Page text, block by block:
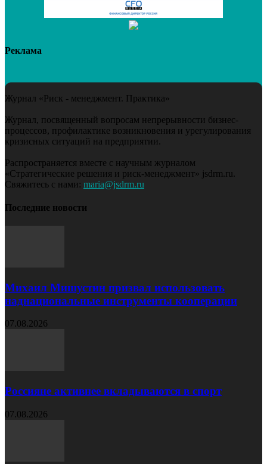
Реклама
Журнал «Риск - менеджмент. Практика»
Журнал, посвященный вопросам непрерывности бизнес-
процессов, профилактике возникновения и урегулирования
кризисных ситуаций на предприятии.
Распространяется вместе с научным журналом
«Стратегические решения и риск-менеджмент» jsdrm.ru.
Свяжитесь с нами: maria@jsdrm.ru
Последние новости
Михаил Мишустин призвал использовать
наднациональные инструменты кооперации
07.08.2026
Россияне активнее вкладываются в спорт
07.08.2026